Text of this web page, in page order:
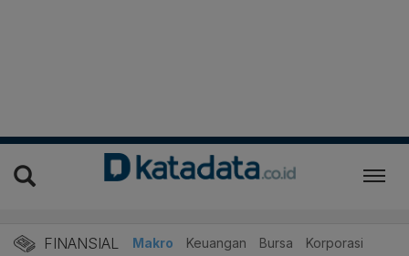
FINANSIAL Makro Keuangan Bursa Korporasi